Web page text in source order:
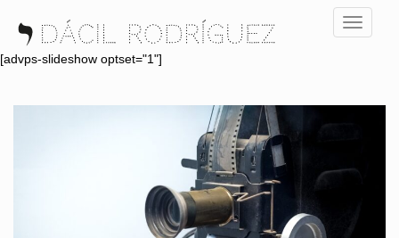
p
[advps-slideshow optset="1"]